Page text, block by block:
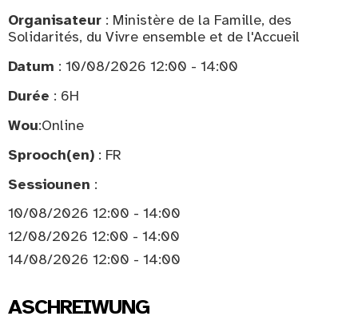
Organisateur : Ministère de la Famille, des
Solidarités, du Vivre ensemble et de l'Accueil
Datum : 10/08/2026 12:00 - 14:00
Durée : 6H
Wou:Online
Sprooch(en) : FR
Sessiounen :
10/08/2026 12:00 - 14:00
12/08/2026 12:00 - 14:00
14/08/2026 12:00 - 14:00
ASCHREIWUNG